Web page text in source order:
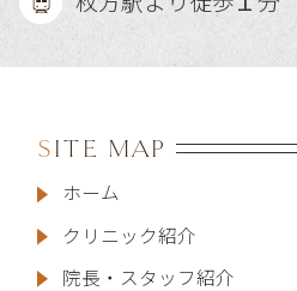
SITE MAP
ホーム
クリニック紹介
院長・スタッフ紹介